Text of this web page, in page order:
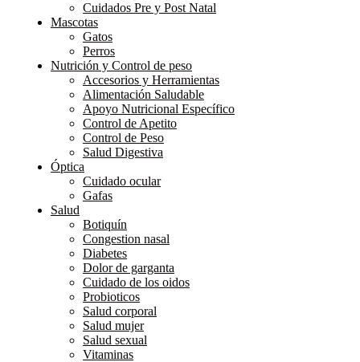
Cuidados Pre y Post Natal
Mascotas
Gatos
Perros
Nutrición y Control de peso
Accesorios y Herramientas
Alimentación Saludable
Apoyo Nutricional Específico
Control de Apetito
Control de Peso
Salud Digestiva
Óptica
Cuidado ocular
Gafas
Salud
Botiquín
Congestion nasal
Diabetes
Dolor de garganta
Cuidado de los oidos
Probioticos
Salud corporal
Salud mujer
Salud sexual
Vitaminas